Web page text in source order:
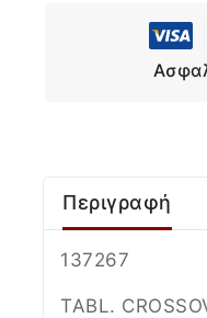
Περιγραφή
137267
TABL.